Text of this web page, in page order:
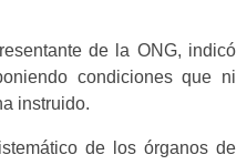
de la ONG, indicó
condiciones que ni
instruido.
de los órganos de